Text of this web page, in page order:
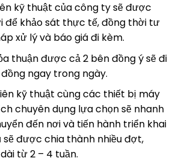
kỹ thuật của công ty sẽ được
để khảo sát thực tế, đồng thời tư
xử lý và báo giá đi kèm.
thuận được cả 2 bên đồng ý sẽ đi
ngay trong ngày.
kỹ thuật cùng các thiết bị máy
chuyên dụng lựa chọn sẽ nhanh
đến nơi và tiến hành triển khai
sẽ được chia thành nhiều đợt,
từ 2 – 4 tuần.